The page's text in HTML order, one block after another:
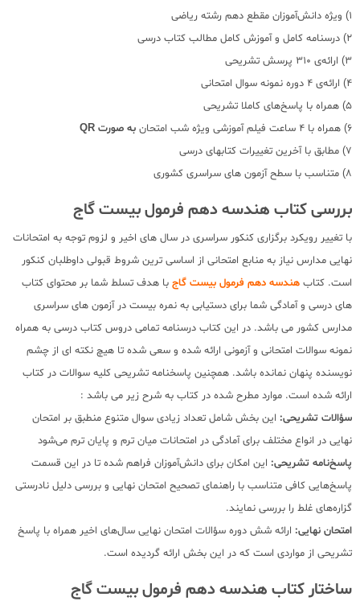
1) ویژه دانش‌آموزان مقطع دهم رشته‌ ریاضی
2) درسنامه کامل و آموزش کامل مطالب کتاب درسی
3) ارائه‌ی 310 پرسش تشریحی
4) ارائه‌ی 4 دوره نمونه سوال امتحانی
5) همراه با پاسخ‌های کاملا تشریحی
6) همراه با 4 ساعت فیلم آموزشی ویژه شب امتحان
به صورت QR
7) مطابق با آخرین تغییرات کتابهای درسی
8) متناسب با سطح آزمون های سراسری کشوری
بررسی کتاب هندسه دهم فرمول بیست گاج
با تغییر رویکرد برگزاری کنکور سراسری در سال های اخیر و لزوم توجه به امتحانات
نهایی مدارس نیاز به منابع امتحانی از اساسی ترین شروط قبولی داوطلبان کنکور
است. کتاب هندسه دهم فرمول بیست گاج با هدف تسلط شما بر محتوای کتاب
های درسی و آمادگی شما برای دستیابی به نمره بیست در آزمون های سراسری
مدارس کشور می باشد. در این کتاب درسنامه تمامی دروس کتاب درسی به همراه
نمونه سوالات امتحانی و آزمونی ارائه شده و سعی شده تا هیچ نکته ای از چشم
نویسنده پنهان نمانده باشد. همچنین پاسخنامه تشریحی کلیه سوالات در کتاب
ارائه شده است. موارد مطرح شده در کتاب به شرح زیر می باشد :
سؤالات تشریحی: این بخش شامل تعداد زیادی سوال متنوع منطبق بر امتحان
نهایی در انواع مختلف برای آمادگی در امتحانات میان ترم و پایان ترم می‌شود
پاسخ‌نامه تشریحی: این امکان برای دانش‌آموزان فراهم شده تا در این قسمت
پاسخ‌هایی کافی متناسب با راهنمای تصحیح امتحان نهایی و بررسی دلیل نادرستی
گزاره‌های غلط را بررسی نمایند.
امتحان نهایی: ارائه شش دوره سؤالات امتحان نهایی سال‌های اخیر همراه با پاسخ
تشریحی از مواردی است که در این بخش ارائه گردیده است.
ساختار کتاب هندسه دهم فرمول بیست گاج